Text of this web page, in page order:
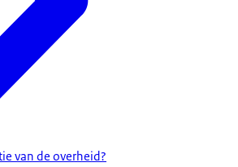
van de overheid?